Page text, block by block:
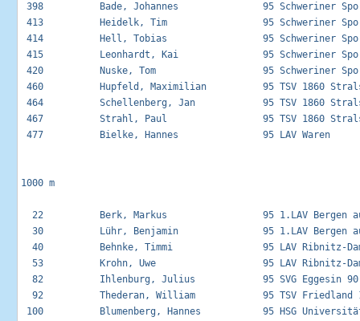
398          Bade, Johannes               95
413          Heidelk, Tim                 95
414          Hell, Tobias                 95
415          Leonhardt, Kai               95
420          Nuske, Tom                   95
460          Hupfeld, Maximilian          95 TSV
464          Schellenberg, Jan            95 TSV
467          Strahl, Paul                 95 TSV
477          Bielke, Hannes               95
1000 m
22          Berk, Markus                 95 1.LAV
30          Lühr, Benjamin               95 1.LAV
40          Behnke, Timmi                95 LAV
53          Krohn, Uwe                   95 LAV
82          Ihlenburg, Julius            95
92          Thederan, William            95 TSV
100          Blumenberg, Hannes           95 HSG